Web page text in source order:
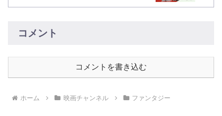
コメント
コメントを書き込む
ホーム 映画チャンネル ファンタジー